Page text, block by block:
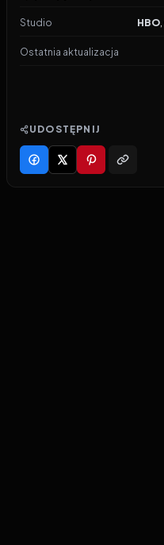
Studio HBO,
Ostatnia aktualizacja
UDOSTĘPNIJ